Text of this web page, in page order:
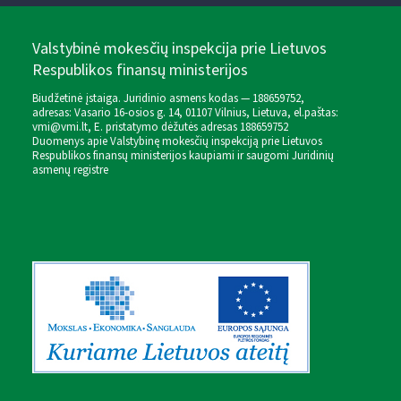
Valstybinė mokesčių inspekcija prie Lietuvos
Respublikos finansų ministerijos
Biudžetinė įstaiga. Juridinio asmens kodas — 188659752,
adresas: Vasario 16-osios g. 14, 01107 Vilnius, Lietuva, el.paštas:
vmi@vmi.lt, E. pristatymo dėžutės adresas 188659752
Duomenys apie Valstybinę mokesčių inspekciją prie Lietuvos
Respublikos finansų ministerijos kaupiami ir saugomi Juridinių
asmenų registre